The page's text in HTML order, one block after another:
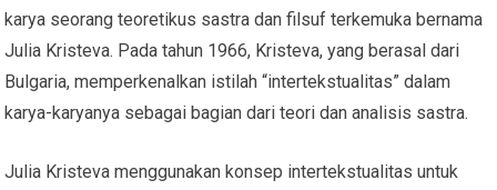
karya seorang teoretikus sastra dan filsuf terkemuka bernama
Julia Kristeva. Pada tahun 1966, Kristeva, yang berasal dari
Bulgaria, memperkenalkan istilah “intertekstualitas” dalam
karya-karyanya sebagai bagian dari teori dan analisis sastra.
Julia Kristeva menggunakan konsep intertekstualitas untuk